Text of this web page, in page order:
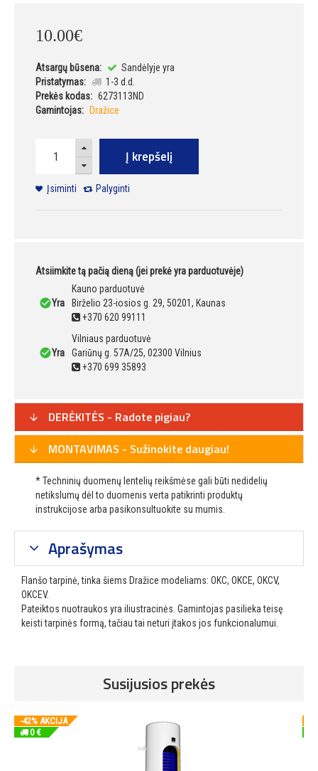
10.00€
Atsargų būsena:
Sandėlyje yra
Pristatymas:
1-3 d.d.
Prekės kodas: 6273113ND
Gamintojas:
Dražice
Į krepšelį
Įsiminti Palyginti
Atsiimkite tą pačią dieną (jei prekė yra parduotuvėje)
Yra
Kauno parduotuvė
Birželio 23-iosios g. 29, 50201, Kaunas
+370 620 99111
Yra
Vilniaus parduotuvė
Gariūnų g. 57A/25, 02300 Vilnius
+370 699 35893
DERĖKITĖS - Radote pigiau?
MONTAVIMAS - Sužinokite daugiau!
* Techninių duomenų lentelių reikšmėse gali būti nedidelių
netikslumų dėl to duomenis verta patikrinti produktų
instrukcijose arba pasikonsultuokite su mumis.
Aprašymas
Flanšo tarpinė, tinka šiems Dražice modeliams: OKC, OKCE, OKCV,
OKCEV.
Pateiktos nuotraukos yra iliustracinės. Gamintojas pasilieka teisę
keisti tarpinės formą, tačiau tai neturi įtakos jos funkcionalumui.
Susijusios prekės
-42% AKCIJA
0 €